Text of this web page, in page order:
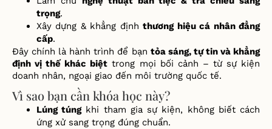
trọng.
Xây dựng & khẳng địnhthương hiệu cá nhânđẳng
cấp.
Đây chính là hành trình để bạn tỏa sáng, tựtin và khẳng
định vị thếkhác biệt trong mọi bối cảnh – từsựkiện
doanh nhân, ngoại giao đến môi trường quốc tế.
Vì sao bạn cần khóa học này?
Lúng túngkhi tham gia sựkiện, không biết cách
ứng xửsang trọng đúng chuẩn.